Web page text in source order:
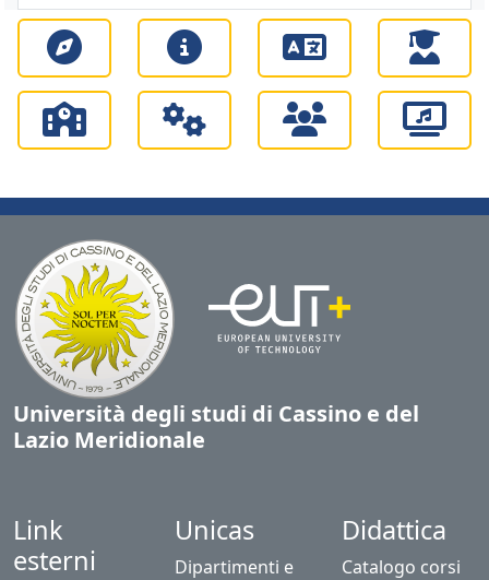
Università degli studi di Cassino e del
Lazio Meridionale
Link
esterni
Unicas
Dipartimenti e
Didattica
Catalogo corsi